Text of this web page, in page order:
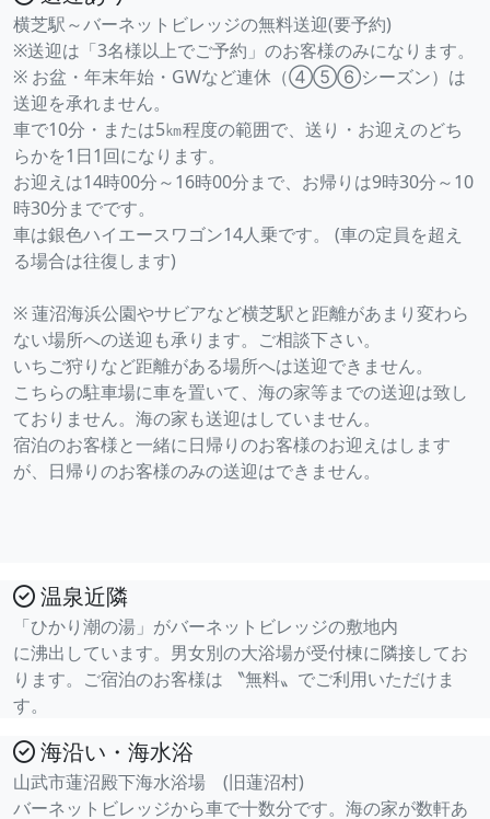
横芝駅～バーネットビレッジの無料送迎(要予約)
※送迎は「3名様以上でご予約」のお客様のみになります。
※ お盆・年末年始・GWなど連休（④⑤⑥シーズン）は
送迎を承れません。
車で10分・または5㎞程度の範囲で、送り・お迎えのどち
らかを1日1回になります。
お迎えは14時00分～16時00分まで、お帰りは9時30分～10
時30分までです。
車は銀色ハイエースワゴン14人乗です。 (車の定員を超え
る場合は往復します)
※ 蓮沼海浜公園やサビアなど横芝駅と距離があまり変わら
ない場所への送迎も承ります。ご相談下さい。
いちご狩りなど距離がある場所へは送迎できません。
こちらの駐車場に車を置いて、海の家等までの送迎は致し
ておりません。海の家も送迎はしていません。
宿泊のお客様と一緒に日帰りのお客様のお迎えはします
が、日帰りのお客様のみの送迎はできません。
温泉近隣
「ひかり潮の湯」がバーネットビレッジの敷地内
に沸出しています。男女別の大浴場が受付棟に隣接してお
ります。ご宿泊のお客様は 〝無料〟でご利用いただけま
す。
海沿い・海水浴
山武市蓮沼殿下海水浴場 (旧蓮沼村)
バーネットビレッジから車で十数分です。海の家が数軒あ